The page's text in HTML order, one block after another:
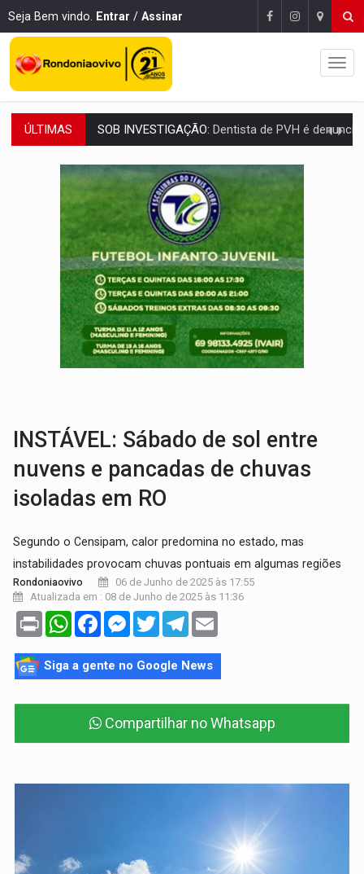
Seja Bem vindo. Entrar / Assinar
ÚLTIMAS ESQUEMA DE FRAUDES:Polícia Civil deflagra a terceira fase da
ASSESSOR FLAGRADO:Empresa e ONG que recebeu R$ 12 mi em emendas
INFLUENCIARIA ELEIÇÕES:Justiça Eleitoral manda tirar vídeo com suposta
CONEXÃO RONDONIAOVIVO:Marcio Barreto, pres. da ABAV-RO, alerta sobre golpes
DA RECICLAGEM AO SUCESSO:A trajetória de superação de
'RIO OMERÊ':MPF pede condenação do Banco do Brasil por financiar
INFRAESTRUTURA:Vilhena realiza audiência pública sobre
SEM SISTEMA: Falha afeta atendimentos na Policlínica
INSTÁVEL: Sábado de sol entre
nuvens e pancadas de chuvas
isoladas em RO
Segundo o Censipam, calor predomina no estado, mas
instabilidades provocam chuvas pontuais em algumas regiões
Rondoniaovivo
06 de Junho de 2025 às 17:55
Atualizada em : 08 de Junho de 2025 às 11:36
Print WhatsAppFacebookMessenger
TwitterTelegram
Siga a gente no Google News
Compartilhar no Whatsapp